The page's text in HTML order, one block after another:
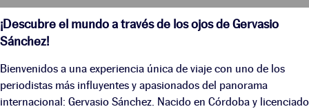
¡Descubre el mundo a través de los ojos de Gervasio
Sánchez!
Bienvenidos a una experiencia única de viaje con uno de los
periodistas más influyentes y apasionados del panorama
internacional: Gervasio Sánchez. Nacido en Córdoba y licenciado